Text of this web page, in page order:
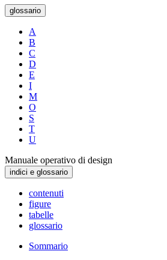
glossario
A
B
C
D
E
I
M
O
S
T
U
Manuale operativo di design
indici e glossario
contenuti
figure
tabelle
glossario
Sommario